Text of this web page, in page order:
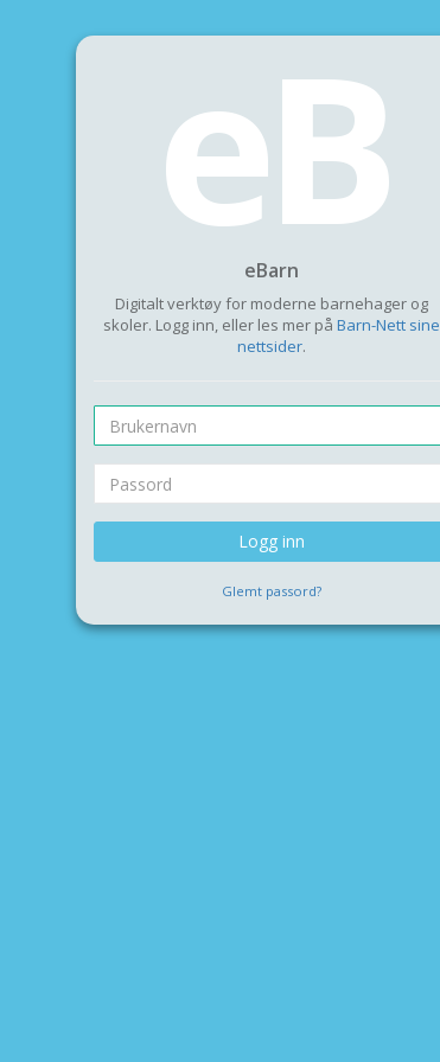
eB
eBarn
Digitalt verktøy for moderne barnehager og
skoler. Logg inn, eller les mer på Barn-Nett sine
nettsider.
Logg inn
Glemt passord?